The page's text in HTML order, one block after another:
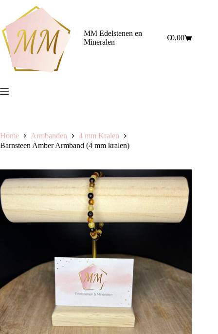
inhoud
MM Edelstenen en
Mineralen
Winkelwagen
€0,00
Home Armbanden
4 mm Kralen
Barnsteen Amber Armband (4 mm kralen)